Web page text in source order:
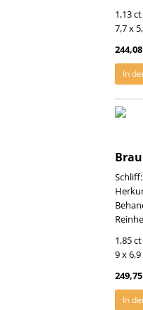
1,13
7,7 x
In
1,85
9 x
In